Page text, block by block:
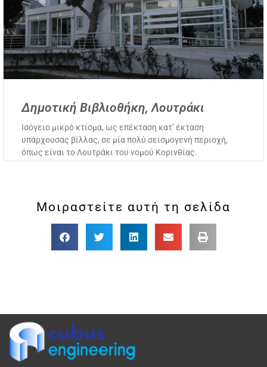
Δημοτική Βιβλιοθήκη, Λουτράκι
Ισόγειο μικρό κτίσμα, ως επέκταση κατ’ έκταση
υπάρχουσας βίλλας, σε μία πολύ σεισμογενή περιοχή,
όπως είναι το Λουτράκι του νομού Κορινθίας.
Μοιραστείτε αυτή τη σελίδα​